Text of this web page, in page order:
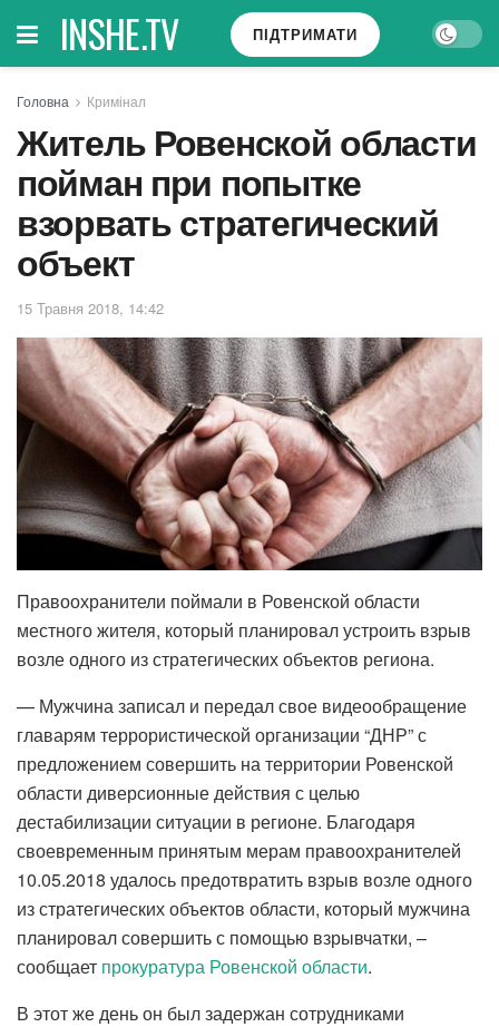
INSHE.TV ПІДТРИМАТИ
Головна Кримінал
Житель Ровенской области
пойман при попытке
взорвать стратегический
объект
15 Травня 2018, 14:42
Правоохранители поймали в Ровенской области
местного жителя, который планировал устроить взрыв
возле одного из стратегических объектов региона.
— Мужчина записал и передал свое видеообращение
главарям террористической организации “ДНР” с
предложением совершить на территории Ровенской
области диверсионные действия с целью
дестабилизации ситуации в регионе. Благодаря
своевременным принятым мерам правоохранителей
10.05.2018 удалось предотвратить взрыв возле одного
из стратегических объектов области, который мужчина
планировал совершить с помощью взрывчатки, –
сообщает прокуратура Ровенской области.
В этот же день он был задержан сотрудниками